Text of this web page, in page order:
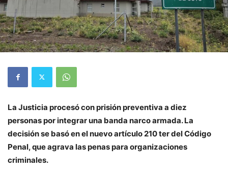
La Justicia procesó con prisión preventiva a diez
personas por integrar una banda narco armada. La
decisión se basó en el nuevo artículo 210 ter del Código
Penal, que agrava las penas para organizaciones
criminales.